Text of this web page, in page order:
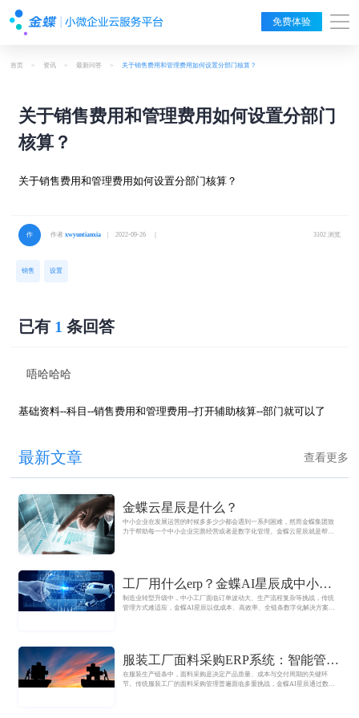
免费体验
首页 > 资讯 > 最新问答 > 关于销售费用和管理费用如何设置分部门核算？
关于销售费用和管理费用如何设置分部门
核算？
关于销售费用和管理费用如何设置分部门核算？
作者xwyuntianxia | 2022-09-26 ｜
销售 设置
3102 浏览
已有 1 条回答
唔哈哈哈
基础资料--科目--销售费用和管理费用--打开辅助核算--部门就可以了
最新文章 查看更多
金蝶云星辰是什么？
中小企业在发展运营的时候多多少少都会遇到一系列困难，然而金蝶集团致
力于帮助每一个中小企业完善经营或者是数字化管理。金蝶云星辰就是帮助
工厂用什么erp？金蝶AI星辰成中小工
厂首选
制造业转型升级中，中小工厂面临订单波动大、生产流程复杂等挑战，传统
管理方式难适应，金蝶AI星辰以低成本、高效率、全链条数字化解决方案成
服装工厂面料采购ERP系统：智能管理
解决方案，精准优化供应链效率
在服装生产链条中，面料采购是决定产品质量、成本与交付周期的关键环
节。传统服装工厂的面料采购管理普遍面临多重挑战，金蝶AI星辰通过数字